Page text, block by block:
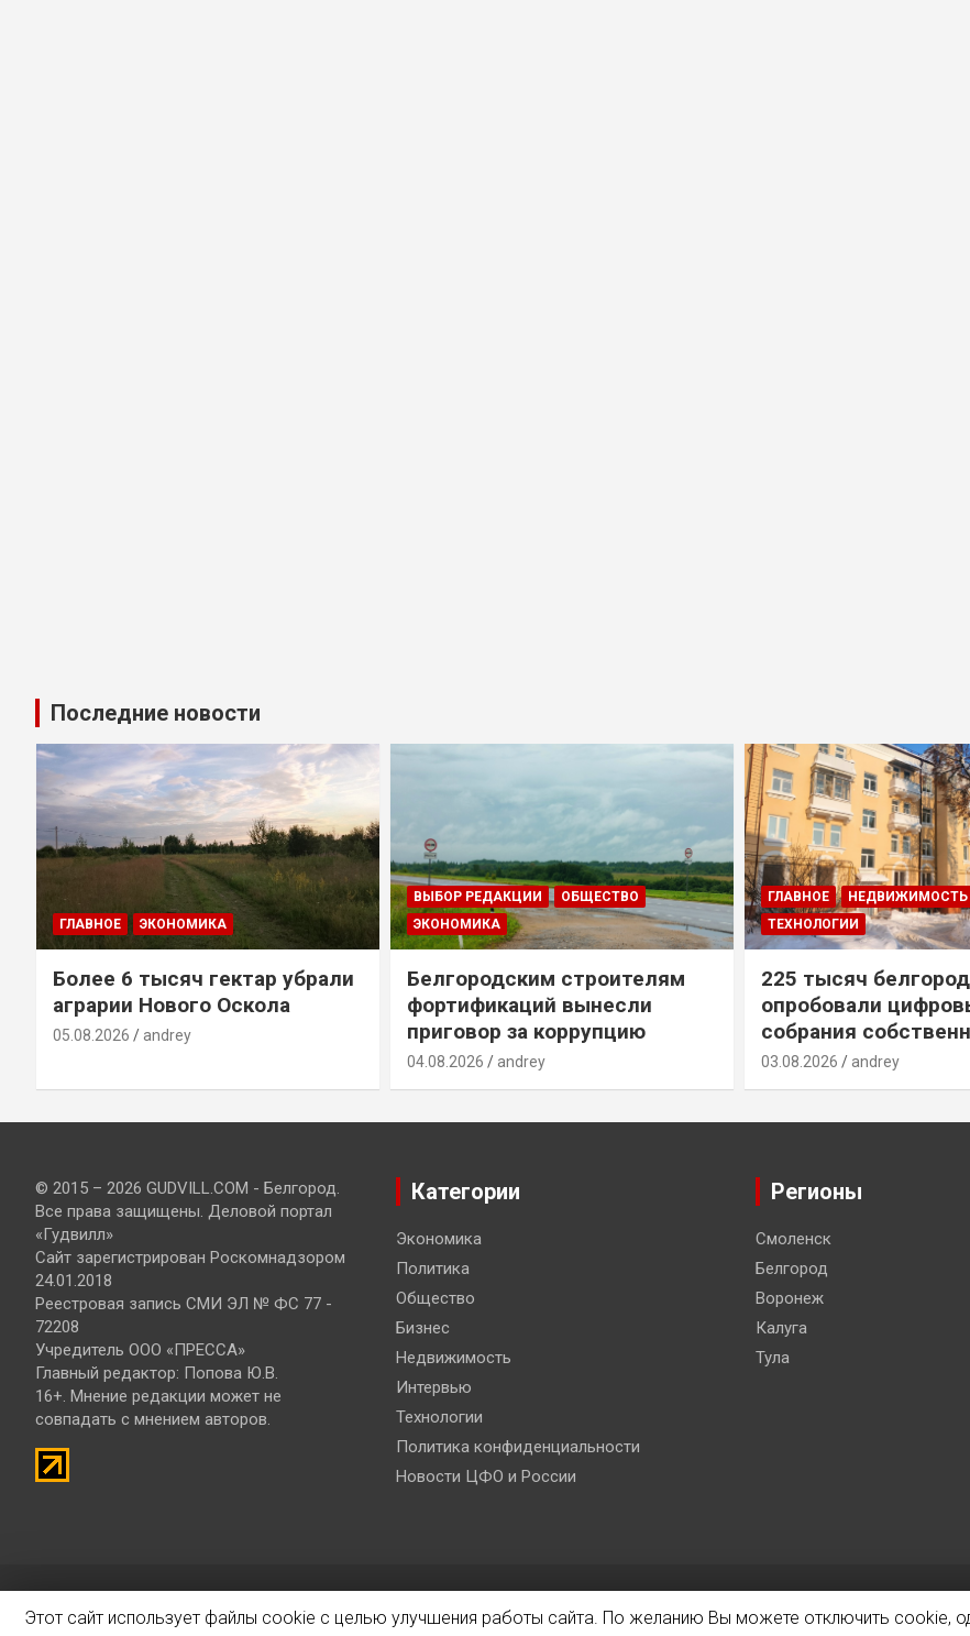
Последние новости
ГЛАВНОЕ ЭКОНОМИКА
Более 6 тысяч гектар убрали
аграрии Нового Оскола
05.08.2026 andrey
ВЫБОР РЕДАКЦИИ
ОБЩЕСТВО
ЭКОНОМИКА
Белгородским строителям
фортификаций вынесли
приговор за коррупцию
04.08.2026 andrey
ГЛАВНОЕ
НЕДВИЖИМОСТЬ
ТЕХНОЛОГИИ
225 тысяч
опробовали
собрания
03.08.2026 andrey
© 2015 – 2026 GUDVILL.COM - Белгород.
Все права защищены. Деловой портал
«Гудвилл»
Сайт зарегистрирован Роскомнадзором
24.01.2018
Реестровая запись СМИ ЭЛ № ФС 77 -
72208
Учредитель ООО «ПРЕССА»
Главный редактор: Попова Ю.В.
16+. Мнение редакции может не
совпадать с мнением авторов.
Категории
Экономика
Политика
Общество
Бизнес
Недвижимость
Интервью
Технологии
Политика конфиденциальности
Новости ЦФО и России
Регионы
Смоленск
Белгород
Воронеж
Калуга
Тула
Этот сайт использует файлы cookie с целью улучшения работы сайта. По желанию Вы можете отключить cookie,